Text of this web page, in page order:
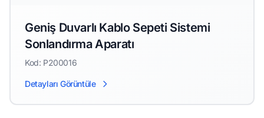
Geniş Duvarlı Kablo Sepeti Sistemi
Sonlandırma Aparatı
Kod: P200016
Detayları Görüntüle